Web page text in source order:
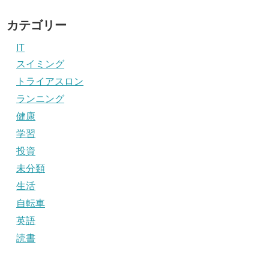
カテゴリー
IT
スイミング
トライアスロン
ランニング
健康
学習
投資
未分類
生活
自転車
英語
読書